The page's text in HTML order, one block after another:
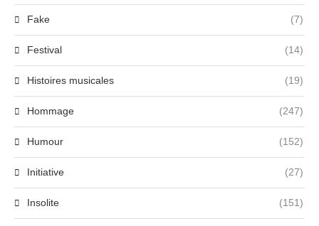
Fake (7)
Festival (14)
Histoires musicales (19)
Hommage (247)
Humour (152)
Initiative (27)
Insolite (151)